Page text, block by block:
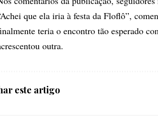
que ela iria à festa da Floflô”,
teria o encontro tão esperado
outra.
este artigo